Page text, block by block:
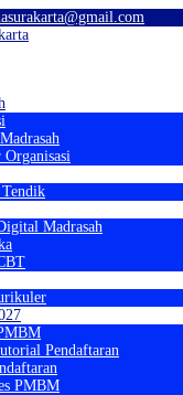
Madrasah
Pendaftaran
PMBM